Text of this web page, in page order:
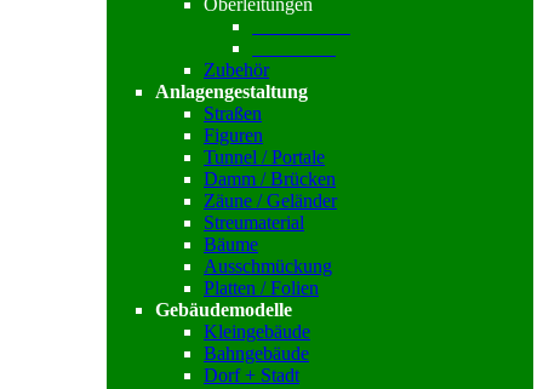
Oberleitungen
Zubehör
Anlagengestaltung
Straßen
Figuren
Tunnel / Portale
Damm / Brücken
Zäune / Geländer
Streumaterial
Bäume
Ausschmückung
Platten / Folien
Gebäudemodelle
Kleingebäude
Bahngebäude
Dorf + Stadt